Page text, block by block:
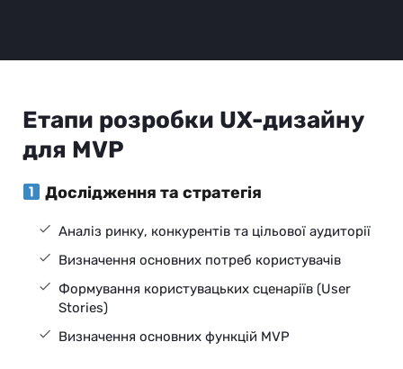
Етапи розробки UX-дизайну
для MVP
Дослідження та стратегія
Аналіз ринку, конкурентів та цільової аудиторії
Визначення основних потреб користувачів
Формування користувацьких сценаріїв (User
Stories)
Визначення основних функцій MVP